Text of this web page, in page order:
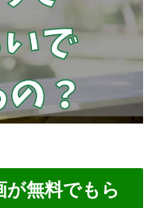
が無料でもら